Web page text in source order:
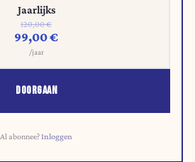
Jaarlijks
120,00 €
99,00 €
/jaar
DOORGAAN
Al abonnee?Inloggen